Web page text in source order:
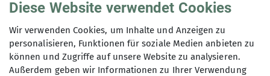
© OpenStreetMap Contributors |MapLibre
Diese Website verwendet Cookies
Wir verwenden Cookies, um Inhalte und Anzeigen zu
personalisieren, Funktionen für soziale Medien anbieten zu
können und Zugriffe auf unsere Website zu analysieren.
Außerdem geben wir Informationen zu Ihrer Verwendung